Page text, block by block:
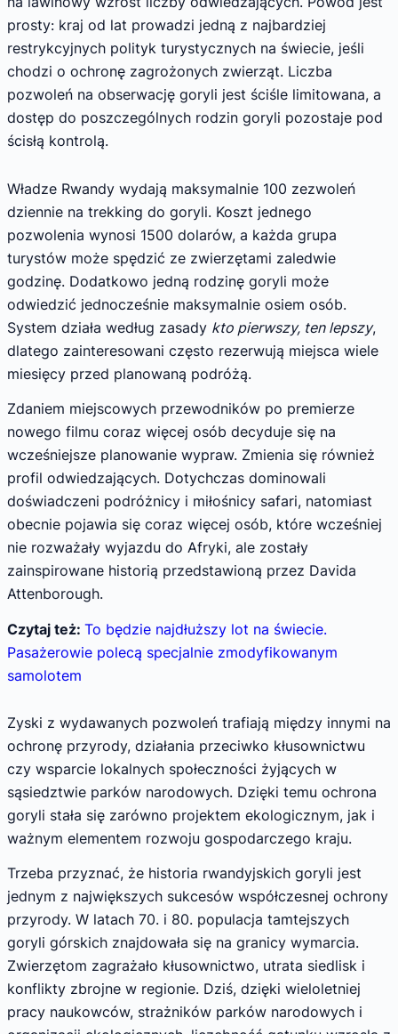
prosty: kraj od lat prowadzi jedną z najbardziej
restrykcyjnych polityk turystycznych na świecie, jeśli
chodzi o ochronę zagrożonych zwierząt. Liczba
pozwoleń na obserwację goryli jest ściśle limitowana, a
dostęp do poszczególnych rodzin goryli pozostaje pod
ścisłą kontrolą.
Władze Rwandy wydają maksymalnie 100 zezwoleń
dziennie na trekking do goryli. Koszt jednego
pozwolenia wynosi 1500 dolarów, a każda grupa
turystów może spędzić ze zwierzętami zaledwie
godzinę. Dodatkowo jedną rodzinę goryli może
odwiedzić jednocześnie maksymalnie osiem osób.
System działa według zasady kto pierwszy, ten lepszy,
dlatego zainteresowani często rezerwują miejsca wiele
miesięcy przed planowaną podróżą.
Zdaniem miejscowych przewodników po premierze
nowego filmu coraz więcej osób decyduje się na
wcześniejsze planowanie wypraw. Zmienia się również
profil odwiedzających. Dotychczas dominowali
doświadczeni podróżnicy i miłośnicy safari, natomiast
obecnie pojawia się coraz więcej osób, które wcześniej
nie rozważały wyjazdu do Afryki, ale zostały
zainspirowane historią przedstawioną przez Davida
Attenborough.
Czytaj też: To będzie najdłuższy lot na świecie.
Pasażerowie polecą specjalnie zmodyfikowanym
samolotem
Zyski z wydawanych pozwoleń trafiają między innymi na
ochronę przyrody, działania przeciwko kłusownictwu
czy wsparcie lokalnych społeczności żyjących w
sąsiedztwie parków narodowych. Dzięki temu ochrona
goryli stała się zarówno projektem ekologicznym, jak i
ważnym elementem rozwoju gospodarczego kraju.
Trzeba przyznać, że historia rwandyjskich goryli jest
jednym z największych sukcesów współczesnej ochrony
przyrody. W latach 70. i 80. populacja tamtejszych
goryli górskich znajdowała się na granicy wymarcia.
Zwierzętom zagrażało kłusownictwo, utrata siedlisk i
konflikty zbrojne w regionie. Dziś, dzięki wieloletniej
pracy naukowców, strażników parków narodowych i